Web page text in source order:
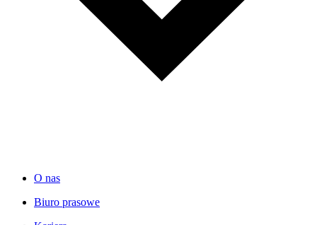
O nas
Biuro prasowe